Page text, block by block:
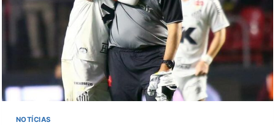
REAÇÃO
NOTÍCIAS